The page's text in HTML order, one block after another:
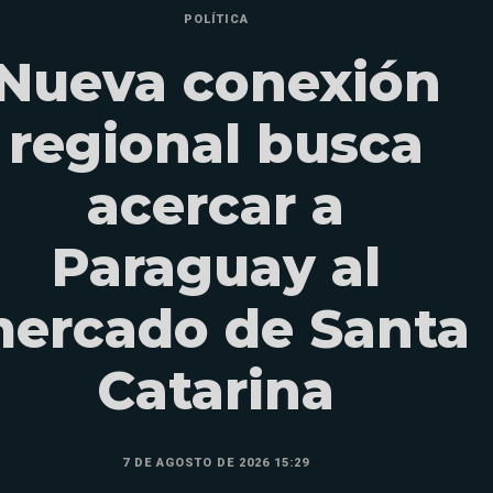
POLÍTICA
conexión
regional busca
acercar a
Paraguay al
de Santa
Catarina
7 DE AGOSTO DE 2026 15:29